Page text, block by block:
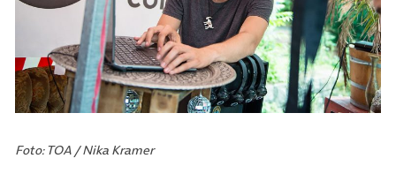
Foto: TOA / Nika Kramer